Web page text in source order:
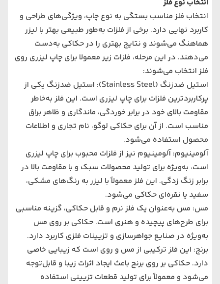
انتخاب نوع فلز
انتخاب فلز مناسب بستگی به نوع چاپ، ویژگی‌های طراحی و
کاربرد نهایی دارد. برخی از فلزات به‌طور طبیعی بهتر با لیزر
هماهنگ می‌شوند و نتایج بهتری را در حکاکی به‌دست
می‌دهند. در این مرحله، فلزات زیر معمولا برای چاپ لیزری روی
فلز انتخاب می‌شوند:
استیل ضدزنگ (Stainless Steel): استیل ضدزنگ یکی از
پرکاربردترین فلزات برای چاپ لیزری است. این فلز به‌خاطر
مقاومت بالای خود در برابر خوردگی، ماندگاری و ظاهر براق
مناسب است. از آن برای حکاکی لوگو، نام تجاری و اطلاعات
محصول استفاده می‌شود.
آلومینیوم: آلومینیوم نیز از فلزات محبوب برای چاپ لیزری
است، به‌ویژه برای تولید محصولات سبک و با مقاومت بالا در
برابر زنگ زدگی. این فلز معمولاً با لیزر به رنگ‌های مشکی،
سفید یا نقره‌ای حکاکی می‌شود.
مس: مس به‌عنوان یک فلز نرم و قابل حکاکی، گزینه مناسبی
برای طرح‌های پیچیده و هنری است. حکاکی بر روی مس
به‌ویژه در صنایع جواهرسازی و تزیینات فلزی کاربرد دارد.
برنج: این فلز ترکیبی از مس و روی است که زیبایی خاصی
دارد. حکاکی بر روی برنج باعث ایجاد اثرات زیبا و قابل‌توجه
می‌شود و معمولاً برای تولید قطعات تزیینی استفاده